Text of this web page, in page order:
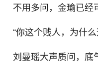
不用多问，金瑜已经
“你这个贱人，为什
刘曼瑶大声质问，底